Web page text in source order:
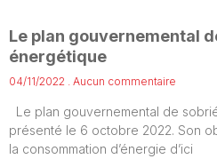
Le plan gouvernemental
énergétique
04/11/2022 Aucun commentaire
Le plan gouvernemental de
présenté le 6 octobre 2022. Son
la consommation d’énergie d’ici